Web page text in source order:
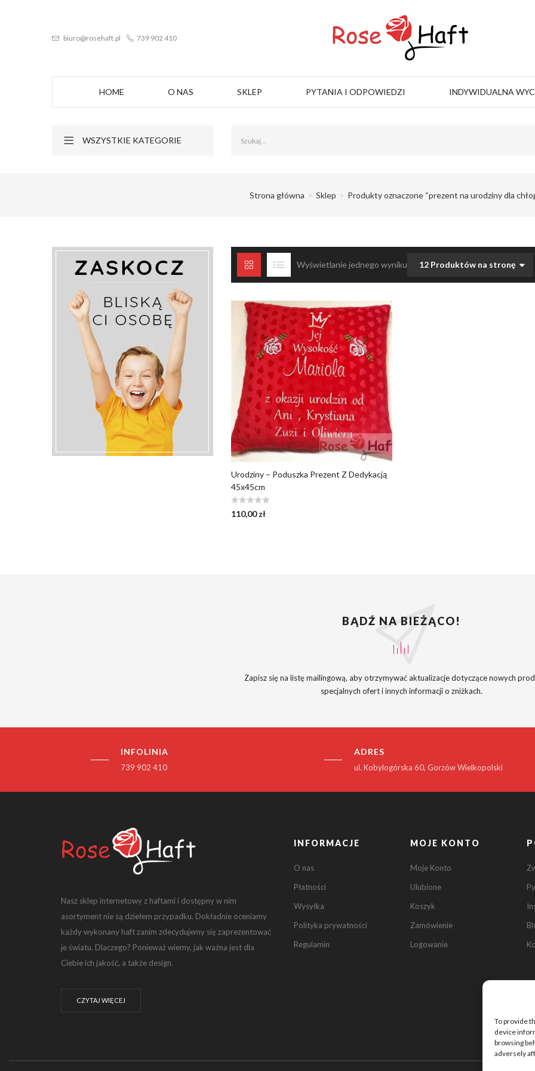
To provide
device
browsing
adversely
biuro@rosehaft.pl 739 902 410
HOME O NAS SKLEP PYTANIA I ODPOWIEDZI INDYWIDUALNA
WSZYSTKIE KATEGORIE
Strona główna Sklep Produkty oznaczone “prezent na urodziny dla
Wyświetlanie jednego wyniku 12 Produktów na stronę
Urodziny – Poduszka Prezent Z Dedykacją
45x45cm
110,00zł
BĄDŹ NA BIEŻĄCO!
Zapisz się na listę mailingową, aby otrzymywać aktualizacje dotyczące nowych
specjalnych ofert i innych informacji o zniżkach.
INFOLINIA
739 902 410
ADRES
ul. Kobylogórska 60, Gorzów Wielkopolski
Nasz sklep internetowy z haftami i dostępny w nim
asortyment nie są dziełem przypadku. Dokładnie oceniamy
każdy wykonany haft zanim zdecydujemy się zaprezentować
je światu. Dlaczego? Ponieważ wiemy, jak ważna jest dla
Ciebie ich jakość, a także design.
CZYTAJ WIĘCEJ
INFORMACJE
O nas
Płatności
Wysyłka
Polityka prywatności
Regulamin
MOJE KONTO
Moje Konto
Ulubione
Koszyk
Zamówienie
Logowanie